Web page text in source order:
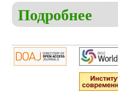
Подробнее